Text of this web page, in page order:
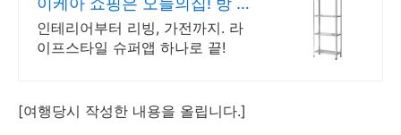
미기 필수앱, 오늘의집
인테리어부터 리빙, 가전까지. 라
이프스타일 슈퍼앱 하나로 끝!
[여행당시 작성한 내용을 올립니다.]